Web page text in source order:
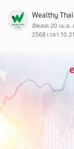
Wealthy Thai
อัพเดต 20 เม.ย.
2568 เวลา